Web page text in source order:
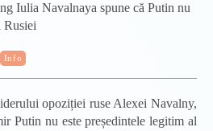
Info
opoziției ruse Alexei Navalny,
Putin nu este președintele legitim al